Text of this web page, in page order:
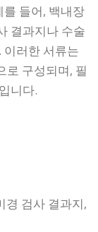
들어, 백내장
결과지나 수술
이러한 서류는
로 구성되며, 필
니다.
경 검사 결과지,